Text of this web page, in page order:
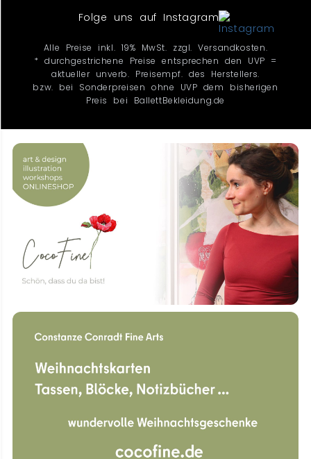
Folge uns auf Instagram
Alle Preise inkl. 19% MwSt. zzgl. Versandkosten.
* durchgestrichene Preise entsprechen den UVP =
aktueller unverb. Preisempf. des Herstellers.
bzw. bei Sonderpreisen ohne UVP dem bisherigen
Preis bei BallettBekleidung.de